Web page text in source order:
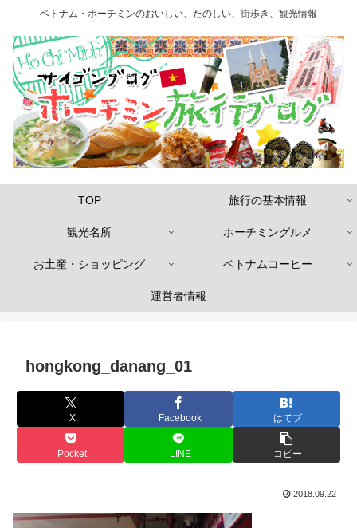
ベトナム・ホーチミンのおいしい、たのしい、街歩き、観光情報
TOP 旅行の基本情報
観光名所 ホーチミングルメ
お土産・ショッピング ベトナムコーヒー
運営者情報
hongkong_danang_01
X Facebook はてブ
Pocket LINE コピー
2018.09.22